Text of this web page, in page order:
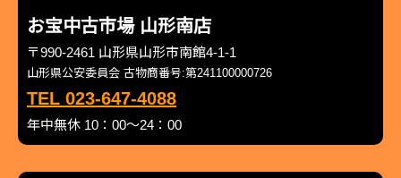
お宝中古市場 山形南店
〒990-2461 山形県山形市南館4-1-1
山形県公安委員会 古物商番号:第241100000726
TEL 023-647-4088
年中無休 10：00～24：00